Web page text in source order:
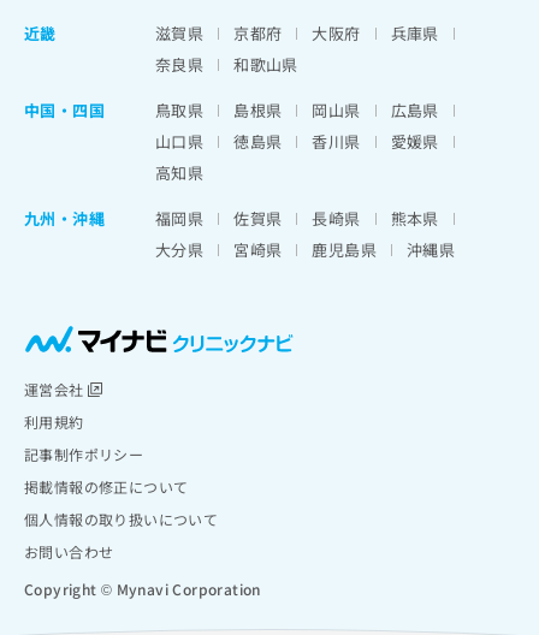
近畿
滋賀県 京都府 大阪府
兵庫県
奈良県
和歌山県
中国・四国
鳥取県 島根県 岡山県
広島県
山口県
徳島県 香川県
愛媛県
高知県
九州・沖縄
福岡県 佐賀県 長崎県
熊本県
大分県
宮崎県 鹿児島県 沖縄県
運営会社
利用規約
記事制作ポリシー
掲載情報の修正について
個人情報の取り扱いについて
お問い合わせ
Copyright © Mynavi Corporation